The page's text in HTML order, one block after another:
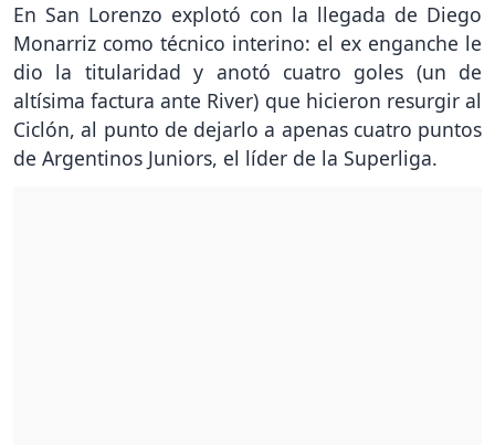
En San Lorenzo explotó con la llegada de Diego
Monarriz como técnico interino: el ex enganche le
dio la titularidad y anotó cuatro goles (un de
altísima factura ante River) que hicieron resurgir al
Ciclón, al punto de dejarlo a apenas cuatro puntos
de Argentinos Juniors, el líder de la Superliga.